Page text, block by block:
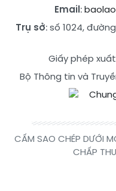
Email:
Trụ sở: số 1024,
Giấy phép
Bộ Thông tin và
CẤM SAO CHÉP DƯỚI
CHẤP